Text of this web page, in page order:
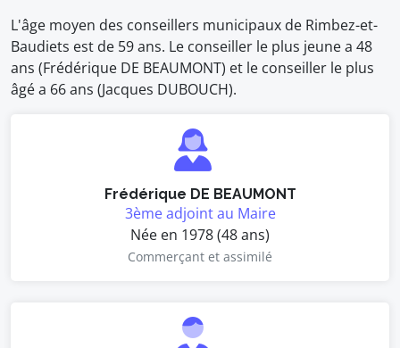
L'âge moyen des conseillers municipaux de Rimbez-et-
Baudiets est de 59 ans. Le conseiller le plus jeune a 48
ans (Frédérique DE BEAUMONT) et le conseiller le plus
âgé a 66 ans (Jacques DUBOUCH).
Frédérique DE BEAUMONT
3ème adjoint au Maire
Née en 1978 (48 ans)
Commerçant et assimilé